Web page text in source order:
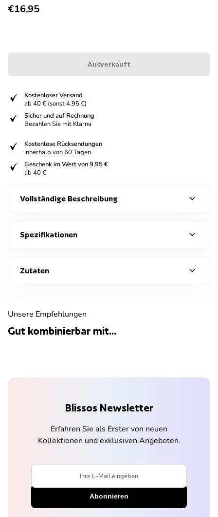
Regulärer Preis
€16,95
Ausverkauft
Kostenloser Versand
ab 40 € (sonst 4,95 €)
Sicher und auf Rechnung
Bezahlen Sie mit Klarna
Kostenlose Rücksendungen
innerhalb von 60 Tagen
Geschenk im Wert von 9,95 €
ab 40 €
Vollständige Beschreibung expand_more
Spezifikationen expand_more
Zutaten expand_more
Unsere Empfehlungen
Gut kombinierbar mit...
Blissos Newsletter
Erfahren Sie als Erster von neuen
Kollektionen und exklusiven Angeboten.
Ihre E-Mail eingeben